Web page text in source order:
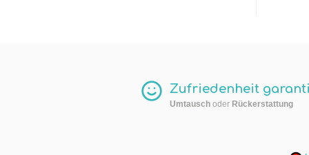
Zufriedenheit
Umtauschoder Rückerstattung